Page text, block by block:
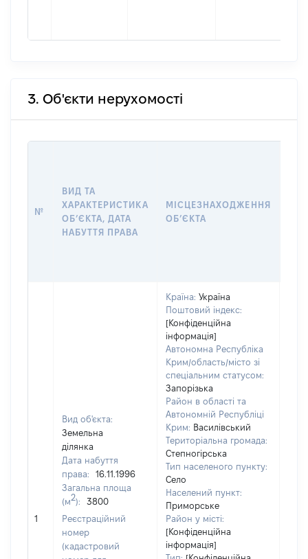
3. Об'єкти нерухомості
№
ВИД ТА
ХАРАКТЕРИСТИКА
ОБʼЄКТА, ДАТА
НАБУТТЯ ПРАВА
МІСЦЕЗНАХОДЖЕННЯ
ОБʼЄКТА
1
Вид об'єкта:
Земельна
ділянка
Дата набуття
права:
16.11.1996
Загальна площа
(м2):
3800
Реєстраційний
номер
(кадастровий
Країна: Україна
Поштовий індекс:
[Конфіденційна
інформація]
Автономна Республіка
Крим/область/місто зі
спеціальним статусом:
Запорізька
Район в області та
Автономній Республіці
Крим: Василівський
Територіальна громада:
Степногірська
Тип населеного пункту:
Село
Населений пункт:
Приморське
Район у місті:
[Конфіденційна
інформація]